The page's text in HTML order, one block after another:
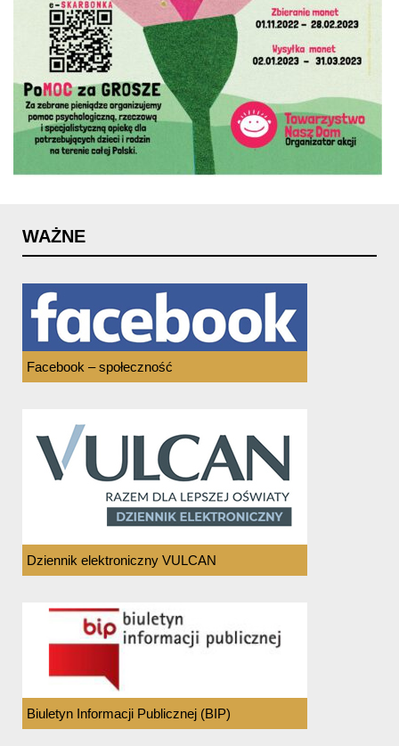
WAŻNE
Facebook – społeczność
Dziennik elektroniczny VULCAN
Biuletyn Informacji Publicznej (BIP)